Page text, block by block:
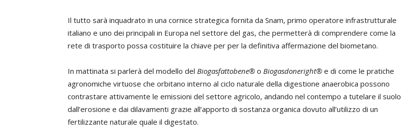
Il tutto sarà inquadrato in una cornice strategica fornita da Snam, primo operatore infrastrutturale
italiano e uno dei principali in Europa nel settore del gas, che permetterà di comprendere come la
rete di trasporto possa costituire la chiave per per la definitiva affermazione del biometano.
In mattinata si parlerà del modello del Biogasfattobene® o Biogasdoneright® e di come le pratiche
agronomiche virtuose che orbitano interno al ciclo naturale della digestione anaerobica possono
contrastare attivamente le emissioni del settore agricolo, andando nel contempo a tutelare il suolo
dall’erosione e dai dilavamenti grazie all’apporto di sostanza organica dovuto all’utilizzo di un
fertilizzante naturale quale il digestato.